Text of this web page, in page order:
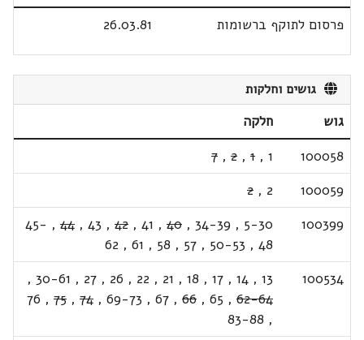
פרסום לתוקף ברשומות
26.03.81
גושים וחלקות
גוש
חלקה
100058
1
,
1
,
2
,
7
100059
2
,
2
100399
5-30
,
34-39
,
40
,
41
,
42
,
43
,
44
,
45-
48
,
50-53
,
57
,
58
,
61
,
62
100534
13
,
14
,
17
,
18
,
21
,
22
,
26
,
27
,
30-61
,
62-64
,
65
,
66
,
67
,
69-73
,
74
,
75
,
76
,
83-88